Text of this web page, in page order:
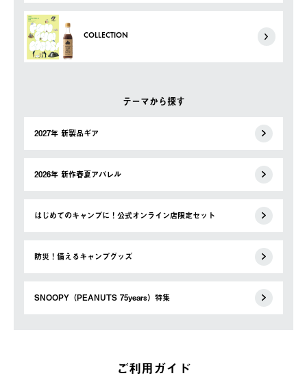
COLLECTION
テーマから探す
2027年 新製品ギア
2026年 新作春夏アパレル
はじめてのキャンプに！公式オンライン店限定セット
防災！備えるキャンプグッズ
SNOOPY（PEANUTS 75years）特集
ご利用ガイド